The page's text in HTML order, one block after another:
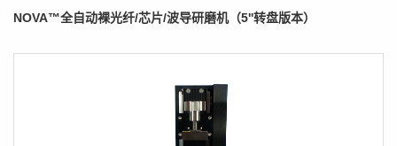
NOVA™全自动裸光纤/芯片/波导研磨机（5''转盘版本）